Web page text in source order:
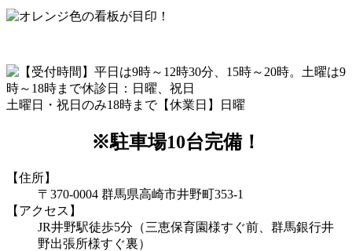
土曜日・祝日のみ18時まで【休業日】日曜
※駐車場10台完備！
【住所】
〒370-0004 群馬県高崎市井野町353-1
【アクセス】
JR井野駅徒歩5分（三恵保育園様すぐ前、群馬銀行井
野出張所様すぐ裏）